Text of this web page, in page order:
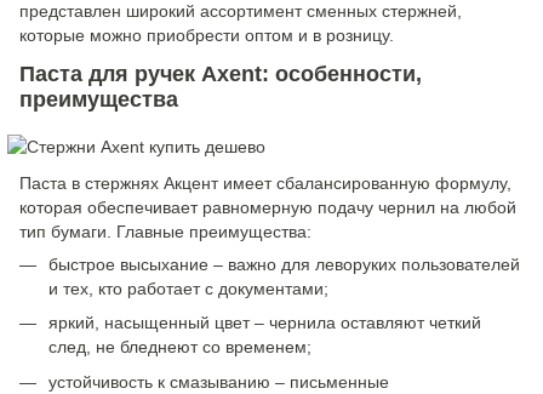
представлен широкий ассортимент сменных стержней,
которые можно приобрести оптом и в розницу.
Паста для ручек Axent: особенности,
преимущества
Паста в стержнях Акцент имеет сбалансированную формулу,
которая обеспечивает равномерную подачу чернил на любой
тип бумаги. Главные преимущества:
быстрое высыхание – важно для леворуких пользователей
и тех, кто работает с документами;
яркий, насыщенный цвет – чернила оставляют четкий
след, не бледнеют со временем;
устойчивость к смазыванию – письменные